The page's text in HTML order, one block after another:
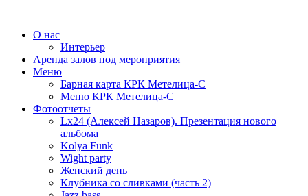
О нас
Интерьер
Аренда залов под мероприятия
Меню
Барная карта КРК Метелица-С
Меню КРК Метелица-С
Фотоотчеты
Lx24 (Алексей Назаров). Презентация нового
альбома
Kolya Funk
Wight party
Женский день
Клубника со сливками (часть 2)